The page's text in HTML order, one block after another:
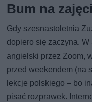
Bum na
Gdy szesnastoletnia
dopiero się zaczyna.
angielski przez Zoom,
przed weekendem (na
lekcje polskiego – bo
pisać rozprawek.